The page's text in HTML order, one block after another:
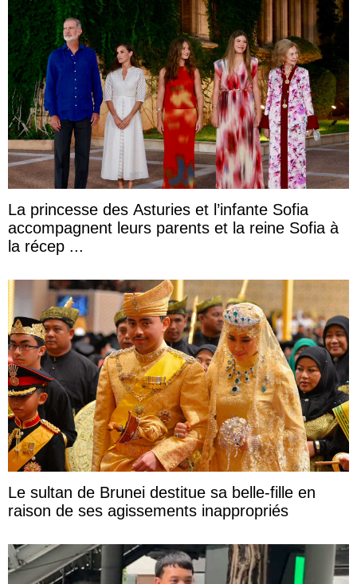
La princesse des Asturies et l’infante Sofia
accompagnent leurs parents et la reine Sofia à
la récep ...
Le sultan de Brunei destitue sa belle-fille en
raison de ses agissements inappropriés